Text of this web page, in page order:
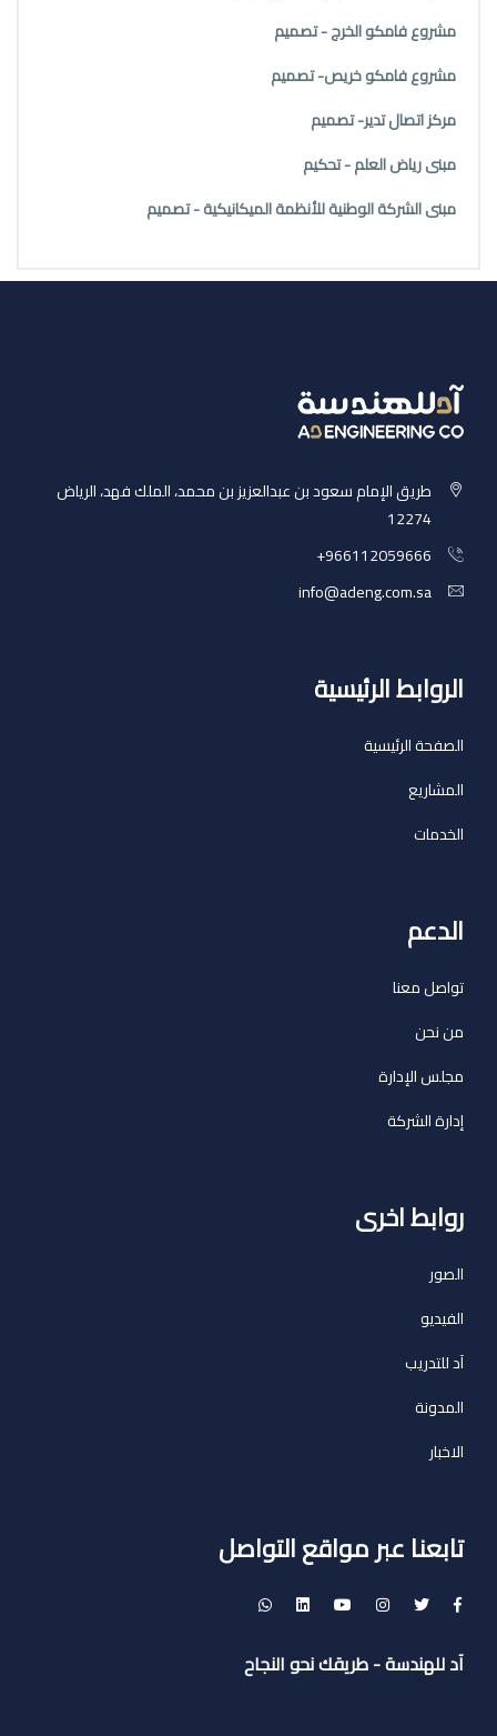
مشروع فامكو الخرج - تصميم
مشروع فامكو خريص- تصميم
مركز اتصال تدير- تصميم
مبنى رياض العلم - تحكيم
مبنى الشركة الوطنية للأنظمة الميكانيكية - تصميم
طريق الإمام سعود بن عبدالعزيز بن محمد، الملك فهد، الرياض
12274
‎+966112059666
info@adeng.com.sa
الروابط الرئيسية
الصفحة الرئيسية
المشاريع
الخدمات
الدعم
تواصل معنا
من نحن
مجلس الإدارة
إدارة الشركة
روابط اخرى
الصور
الفيديو
آد للتدريب
المدونة
الاخبار
تابعنا عبر مواقع التواصل
آد للهندسة - طريقك نحو النجاح